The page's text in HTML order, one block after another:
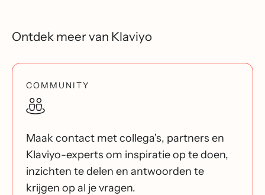
Ontdek meer van Klaviyo
COMMUNITY
Maak contact met collega's, partners en
Klaviyo-experts om inspiratie op te doen,
inzichten te delen en antwoorden te
krijgen op al je vragen.